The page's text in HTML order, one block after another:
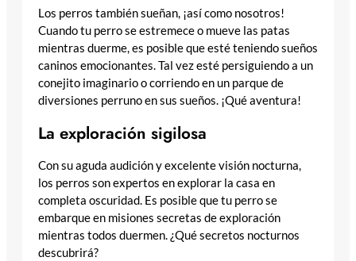
Los perros también sueñan, ¡así como nosotros!
Cuando tu perro se estremece o mueve las patas
mientras duerme, es posible que esté teniendo sueños
caninos emocionantes. Tal vez esté persiguiendo a un
conejito imaginario o corriendo en un parque de
diversiones perruno en sus sueños. ¡Qué aventura!
La exploración sigilosa
Con su aguda audición y excelente visión nocturna,
los perros son expertos en explorar la casa en
completa oscuridad. Es posible que tu perro se
embarque en misiones secretas de exploración
mientras todos duermen. ¿Qué secretos nocturnos
descubrirá?